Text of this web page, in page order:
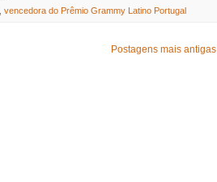
vencedora do Prêmio Grammy Latino Portugal
Postagens mais antigas